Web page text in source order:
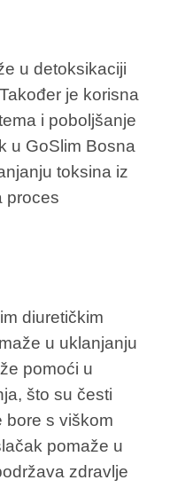
u detoksikaciji
je korisna
i poboljšanje
u GoSlim Bosna
toksina iz
proces
diuretičkim
u uklanjanju
pomoći u
što su česti
bore s viškom
pomaže u
zdravlje